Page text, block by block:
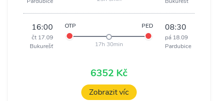
16:00
čt 17.09
Bukurešť
OTP PED
17h 30min
08:30
pá 18.09
Pardubice
6352 Kč
Zobrazit víc